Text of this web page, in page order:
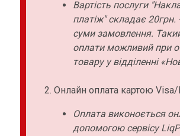
Вартість послуги
платіж" складає 20грн.
суми замовлення.
оплати можливий при
товару у відділенні
Онлайн оплата картою Visa/
Оплата виконоється
допомогою сервісу